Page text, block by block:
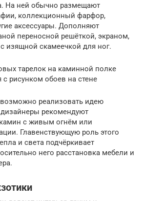
На ней обычно размещают
коллекционный фарфор,
аксессуары. Дополняют
переносной решёткой, экраном,
изящной скамеечкой для ног.
тарелок на каминной полке
с рисунком обоев на стене
реализовать идею
дизайнеры рекомендуют
с живым огнём или
Главенствующую роль этого
и света подчёркивает
него расстановка мебели и